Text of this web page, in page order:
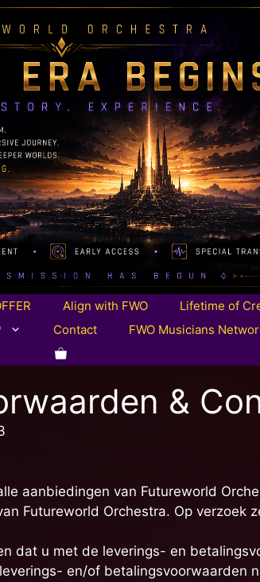
Align with FWO Lifetime of
Contact FWO Musicians
&
aanbiedingen van Futureworld
Futureworld Orchestra. Op verzoek
dat u met de leverings- en
en/of betalingsvoorwaarden